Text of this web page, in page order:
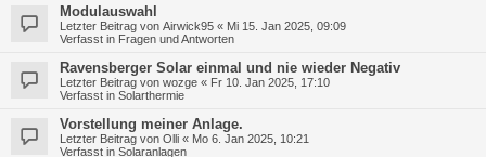
Modulauswahl
Letzter Beitrag von Airwick95 « Mi 15. Jan 2025, 09:09
Verfasst in Fragen und Antworten
Ravensberger Solar einmal und nie wieder Negativ
Letzter Beitrag von wozge « Fr 10. Jan 2025, 17:10
Verfasst in Solarthermie
Vorstellung meiner Anlage.
Letzter Beitrag von Olli « Mo 6. Jan 2025, 10:21
Verfasst in Solaranlagen